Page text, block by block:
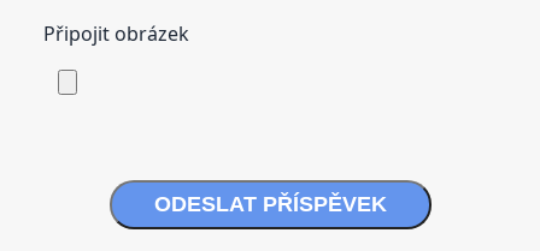
Připojit obrázek
ODESLAT PŘÍSPĚVEK